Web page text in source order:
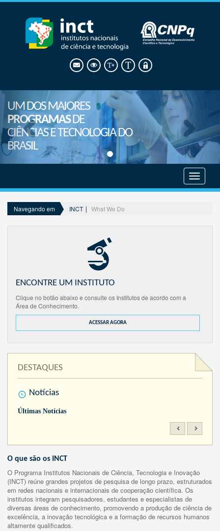
UM DOS MAIORES
PROGRAMASDE
CIÊNCIAS E TECNOLOGIA DO
BRASIL
menu
Navegando em INCT What We Do
ENCONTRE UM INSTITUTO
Clique no botão abaixo e consulte os Institutos de acordo com a
Área de Conhecimento.
ACESSAR AGORA
DESTAQUES
Notícias
Últimas Notícias
O que são os INCT
O Programa Institutos Nacionais de Ciência, Tecnologia e Inovação
(INCT) reúne grandes projetos de pesquisa de longo prazo, estruturados
em redes nacionais e internacionais de cooperação científica. Os
institutos integram pesquisadores, estudantes e especialistas de
diversas áreas de conhecimento, promovendo a produção de ciência de
excelência, a inovação tecnológica e a formação de recursos humanos
altamente qualificados.